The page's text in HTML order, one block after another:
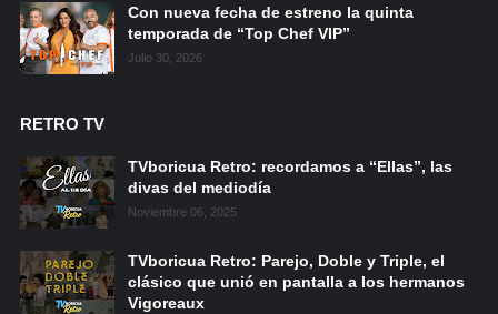
Con nueva fecha de estreno la quinta
temporada de “Top Chef VIP”
Julio 30, 2026
RETRO TV
TVboricua Retro: recordamos a “Ellas”, las
divas del mediodía
Noviembre 06, 2025
TVboricua Retro: Parejo, Doble y Triple, el
clásico que unió en pantalla a los hermanos
Vigoreaux